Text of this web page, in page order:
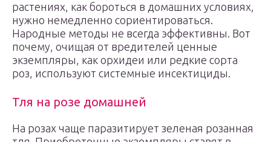
растениях, как бороться в домашних условиях,
нужно немедленно сориентироваться.
Народные методы не всегда эффективны. Вот
почему, очищая от вредителей ценные
экземпляры, как орхидеи или редкие сорта
роз, используют системные инсектициды.
Тля на розе домашней
На розах чаще паразитирует зеленая розанная